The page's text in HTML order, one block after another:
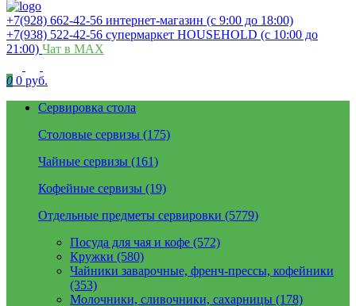
+7(928) 662-42-56 интернет-магазин (с 9:00 до 18:00)
+7(938) 522-42-56 супермаркет HOUSEHOLD (с 10:00 до
21:00) Чат в MAX
0 0 руб.
Сервировка стола
Столовые сервизы (175)
Чайные сервизы (161)
Кофейные сервизы (19)
Отдельные предметы сервировки (5779)
Посуда для чая и кофе (572)
Кружки (580)
Чайники заварочные, френч-прессы, кофейники
(353)
Молочники, сливочники, сахарницы (178)